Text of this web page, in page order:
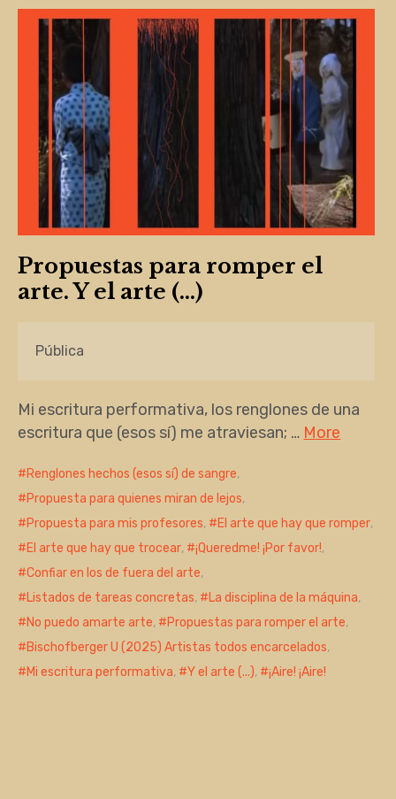
Propuestas para romper el
arte. Y el arte (…)
Pública
Mi escritura performativa, los renglones de una
escritura que (esos sí) me atraviesan; … More
Renglones hechos (esos sí) de sangre,
Propuesta para quienes miran de lejos,
Propuesta para mis profesores, El arte que hay que romper,
El arte que hay que trocear, ¡Queredme! ¡Por favor!,
Confiar en los de fuera del arte,
Listados de tareas concretas, La disciplina de la máquina,
No puedo amarte arte, Propuestas para romper el arte,
Bischofberger U (2025) Artistas todos encarcelados,
Mi escritura performativa, Y el arte (...), ¡Aire! ¡Aire!